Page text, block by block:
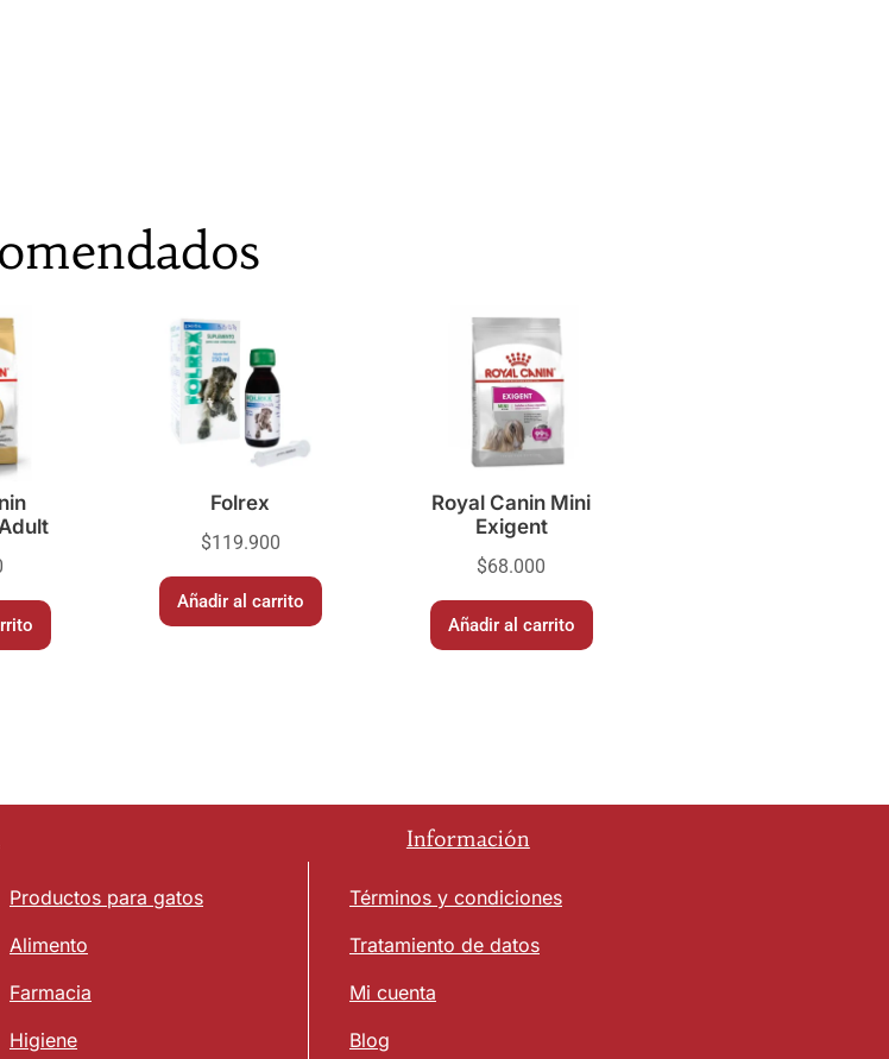
Folrex
$119.900
Añadir al carrito
Royal Canin Mini
Exigent
$68.000
Añadir al carrito
Información
Productos para gatos
Alimento
Farmacia
Higiene
Términos y condiciones
Tratamiento de datos
Mi cuenta
Blog